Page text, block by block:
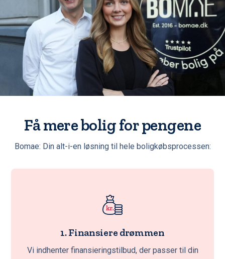
Få mere bolig for pengene
Bomae: Din alt-i-en løsning til hele boligkøbsprocessen:
1. Finansiere drømmen
Vi indhenter finansieringstilbud, der passer til din